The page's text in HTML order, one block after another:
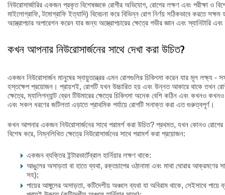
নিউরোসার্জারির একজন প্রকৃত বিশেষজ্ঞকে রোগীর অভিযোগ, রোগের লক্ষণ এবং পরীক্ষা ও
মাইলোগ্রাফি, টমোগ্রাফি ইত্যাদি) বিবেচনা করে বিভিন্ন রোগ নির্ণয় সঠিকভাবে করতে সক্ষম
অস্ত্রোপচার অপারেশন করেন যার জন্য অস্ত্রোপচারের ক্ষেত্রে গভীর জ্ঞান এবং স্যানিটারি
কখন আপনার নিউরোসার্জনের সাথে দেখা করা উচিত?
একজন নিউরোসার্জন মানুষের স্নায়ুতন্ত্রের এমন রোগগুলির চিকিৎসা করেন যার মূল লক্ষ্য -
হস্তক্ষেপ প্রয়োজন। প্রায়শই, রোগটি যখন উচ্চারিত হয় এবং উন্নত আকারে থাকে তখন
ক্ষেত্রে, ম্যালিগন্যান্ট ব্রেন টিউমারের ক্ষেত্রে চিকিৎসা অনেক বেশি কঠিন এবং কখনও
এবং সকল ধরণের জটিলতা এড়াতে প্রাথমিক পর্যায়ে রোগটি সনাক্ত করা এত গুরুত্বপূর্ণ।
কখন আপনার একজন নিউরোসার্জনের সাথে পরামর্শ করা উচিত? প্রথমত, যখন কোনও রোগের
বিশেষ করে, নিম্নলিখিত ক্ষেত্রে নিউরোসার্জনের সাথে পরামর্শ করা প্রয়োজন:
একজন ব্যক্তির ইন্টারভার্টেব্রাল হার্নিয়ার লক্ষণ থাকে:
আঙুলের অসাড়তা বা হাতে ব্যথা, রক্তচাপের ওঠানামা এবং মাথা ঘোরার আক্রমণের
সহ);
পায়ের আঙ্গুলের অসাড়তা, কটিদেশীয় অঞ্চলে ব্যথা যা অবিরাম থাকে, সেইসাথে পায়ে